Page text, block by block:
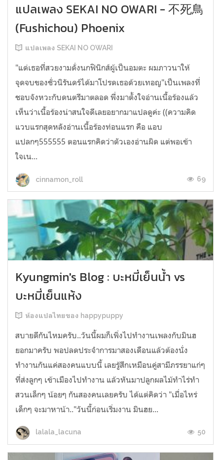
แปลเพลง SEKAI NO OWARI - 不死鳥
(Fushichou) Phoenix
แปลเพลง SEKAI NO OWARI
"แด่เธอที่สวยงามดั่งนกฟินิกส์ผู้เป็นอมตะ ผมภาวนาให้
จุดจบของชั่วนิรันดร์ได้มาโปรดเธอด้วยเทอญ"เป็นเพลงที่
ชอบจังหวะกับดนตรีมาตลอด พึ่งมาตั้งใจอ่านเนื้อร้องแล้ว
เห็นว่าเนื้อร้องน่าสนใจดีเลยอยากมาแปลดูค่ะ ((ความคิด
แวบแรกสุดหลังอ่านเนื้อร้องท่อนแรก คือ แอบ
แปลกๆ555555 ตอนแรกคิดว่าตัวเองอ่านผิด แต่พอเข้า
ใจเน...
cinnamon_roll 69
Kyungmin's Blog : บะหมี่เย็นน้ำ vs
บะหมี่เย็นแห้ง
ห้องแปลไทยของ happypuppy
สบายดีกันไหมครับ..วันนี้ผมก็เพิ่งไปทำงานเพลงกับมินฮ
ยอกมาครับ พอปลดประจำการมาสองเดือนแล้วต้องนั่ง
ทำงานกันแค่สองคนแบบนี้ เลยรู้สึกเหมือนคู่สามีภรรยาแก่ๆ
ที่ส่งลูกๆ เข้าเมืองไปทำงาน แล้วหันมาปลูกผลไม้ทำไร่ทำ
สวนเล็กๆ น้อยๆ กันสองคนเลยครับ ได้แต่คิดว่า "เมื่อไหร่
เด็กๆ จะมาหาน้า.."วันนี้ก่อนเริ่มงาน มินฮย...
lalala_lacuna 50